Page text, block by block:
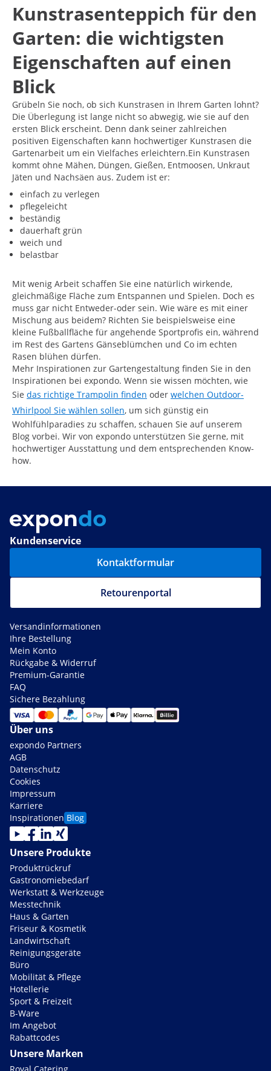
Kunstrasenteppich für den
Garten: die wichtigsten
Eigenschaften auf einen
Blick
Grübeln Sie noch, ob sich Kunstrasen in Ihrem Garten lohnt?
Die Überlegung ist lange nicht so abwegig, wie sie auf den
ersten Blick erscheint. Denn dank seiner zahlreichen
positiven Eigenschaften kann hochwertiger Kunstrasen die
Gartenarbeit um ein Vielfaches erleichtern.Ein Kunstrasen
kommt ohne Mähen, Düngen, Gießen, Entmoosen, Unkraut
Jäten und Nachsäen aus. Zudem ist er:
einfach zu verlegen
pflegeleicht
beständig
dauerhaft grün
weich und
belastbar
Mit wenig Arbeit schaffen Sie eine natürlich wirkende,
gleichmäßige Fläche zum Entspannen und Spielen. Doch es
muss gar nicht Entweder-oder sein. Wie wäre es mit einer
Mischung aus beidem? Richten Sie beispielsweise eine
kleine Fußballfläche für angehende Sportprofis ein, während
im Rest des Gartens Gänseblümchen und Co im echten
Rasen blühen dürfen.
Mehr Inspirationen zur Gartengestaltung finden Sie in den
Inspirationen bei expondo. Wenn sie wissen möchten, wie
Sie das richtige Trampolin finden oder welchen Outdoor-
Whirlpool Sie wählen sollen, um sich günstig ein
Wohlfühlparadies zu schaffen, schauen Sie auf unserem
Blog vorbei. Wir von expondo unterstützen Sie gerne, mit
hochwertiger Ausstattung und dem entsprechenden Know-
how.
Kundenservice
Kontaktformular
Retourenportal
Versandinformationen
Ihre Bestellung
Mein Konto
Rückgabe & Widerruf
Premium-Garantie
FAQ
Sichere Bezahlung
Über uns
expondo Partners
AGB
Datenschutz
Cookies
Impressum
Karriere
Inspirationen Blog
Unsere Produkte
Produktrückruf
Gastronomiebedarf
Werkstatt & Werkzeuge
Messtechnik
Haus & Garten
Friseur & Kosmetik
Landwirtschaft
Reinigungsgeräte
Büro
Mobilität & Pflege
Hotellerie
Sport & Freizeit
B-Ware
Im Angebot
Rabattcodes
Unsere Marken